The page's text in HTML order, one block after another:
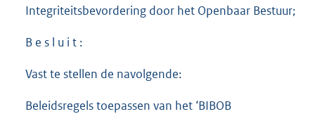
Integriteitsbevordering door het Openbaar Bestuur;
B e s l u i t :
Vast te stellen de navolgende:
Beleidsregels toepassen van het ‘BIBOB